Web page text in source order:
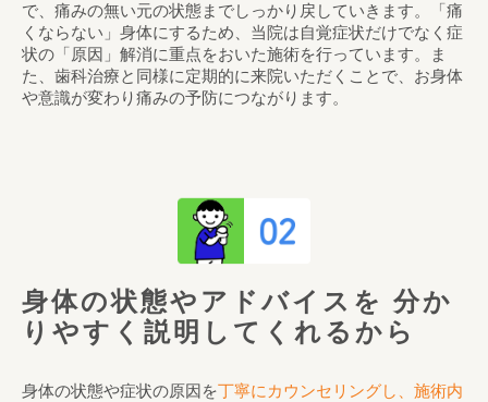
で、痛みの無い元の状態までしっかり戻していきます。「痛
くならない」身体にするため、当院は自覚症状だけでなく症
状の「原因」解消に重点をおいた施術を行っています。ま
た、歯科治療と同様に定期的に来院いただくことで、お身体
や意識が変わり痛みの予防につながります。
身体の状態やアドバイスを 分か
りやすく説明してくれるから
身体の状態や症状の原因を丁寧にカウンセリングし、施術内